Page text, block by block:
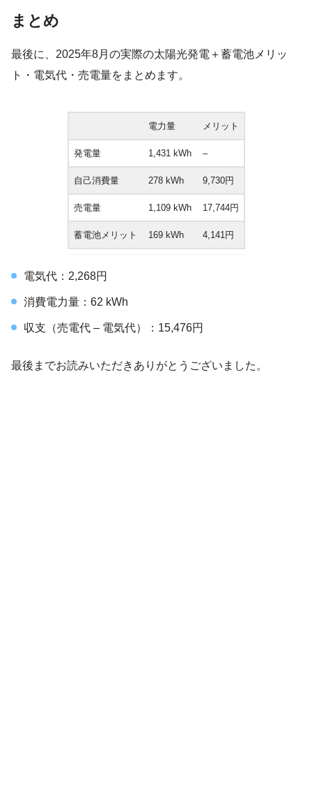
まとめ
最後に、2025年8月の実際の太陽光発電＋蓄電池メリッ
ト・電気代・売電量をまとめます。
電力量 メリット
発電量 1,431 kWh –
自己消費量 278 kWh 9,730円
売電量 1,109 kWh 17,744円
蓄電池メリット 169 kWh 4,141円
電気代：2,268円
消費電力量：62 kWh
収支（売電代 – 電気代）：15,476円
最後までお読みいただきありがとうございました。